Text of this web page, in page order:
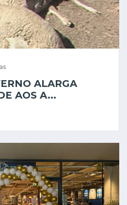
ALARGA
AOS A...